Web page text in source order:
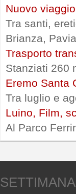
Nuovo
Tra santi,
Brianza,
Trasporto
Stanziati 260
Eremo Santa
Tra luglio e
Luino, Film,
Al Parco